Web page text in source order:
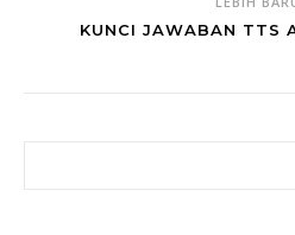
KUNCI JAWABAN TTS